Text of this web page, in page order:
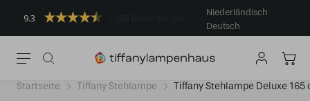
9.3
Niederländisch
Deutsch
Startseite Tiffany Stehlampe Tiffany Stehlampe Deluxe